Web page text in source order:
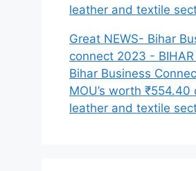
leather and textile
Great NEWS- Bihar
connect 2023 - BIHAR
Bihar Business
MOU’s worth ₹554.40
leather and textile